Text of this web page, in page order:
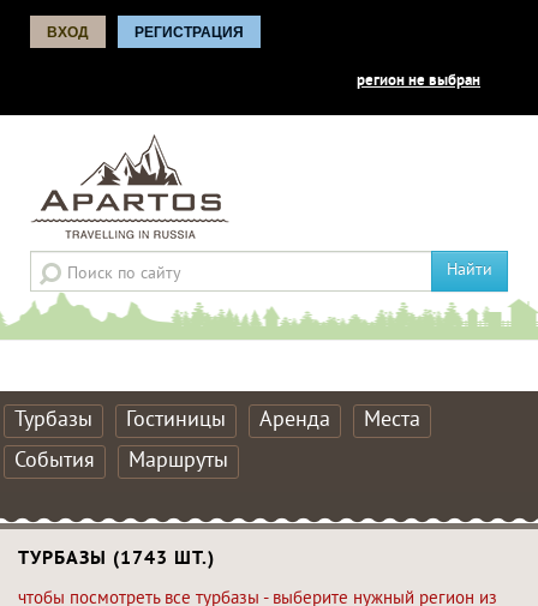
ВХОД РЕГИСТРАЦИЯ
регион не выбран
Найти
Турбазы Гостиницы Аренда
Места
События
Маршруты
ТУРБАЗЫ (1743 ШТ.)
чтобы посмотреть все турбазы - выберите нужный регион из